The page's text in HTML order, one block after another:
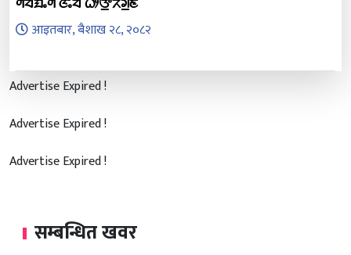
आइतबार, बैशाख २८, २०८२
Advertise Expired !
Advertise Expired !
Advertise Expired !
सम्बन्धित खवर